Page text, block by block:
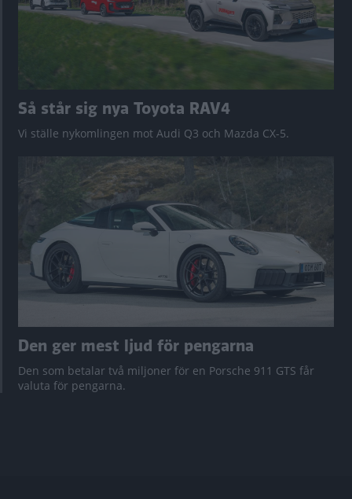
Så står sig nya Toyota RAV4
Vi ställe nykomlingen mot Audi Q3 och Mazda CX-5.
Den ger mest ljud för pengarna
Den som betalar två miljoner för en Porsche 911 GTS får
valuta för pengarna.